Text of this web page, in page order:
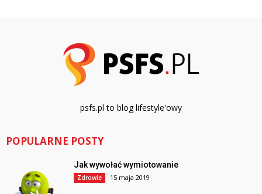
psfs.pl to blog lifestyle'owy
POPULARNE POSTY
Jak wywołać wymiotowanie
Zdrowie 15 maja 2019